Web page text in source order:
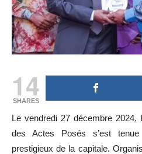
14
SHARES
Le vendredi 27 décembre
des Actes Posés s’est
prestigieux de la capitale.